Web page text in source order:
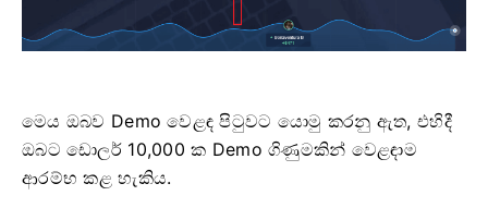
මෙය ඔබව Demo වෙළඳ පිටුවට යොමු කරනු ඇත, එහිදී
ඔබට ඩොලර් 10,000 ක Demo ගිණුමකින් වෙළඳාම
ආරම්භ කළ හැකිය.